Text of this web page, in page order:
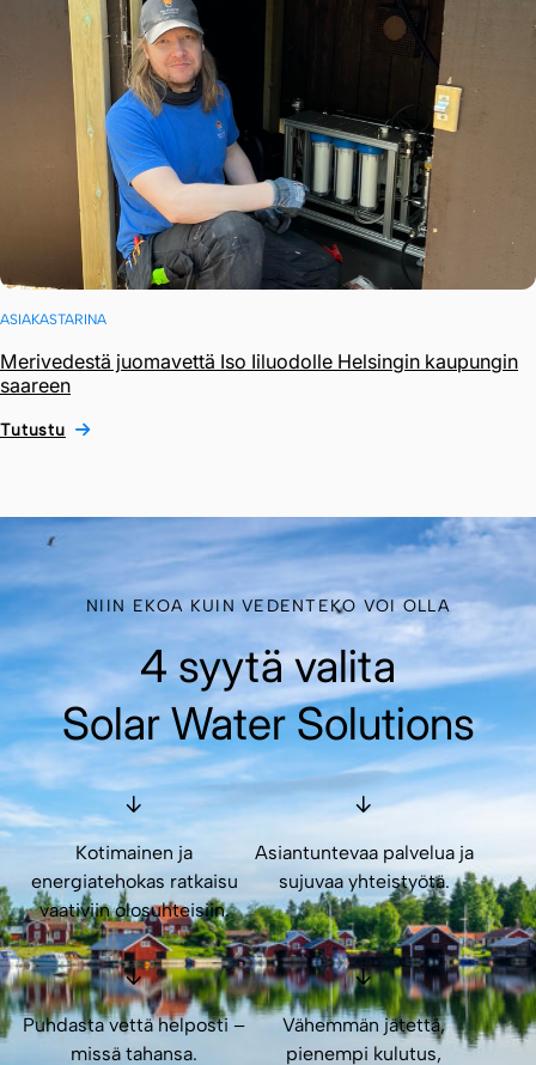
ASIAKASTARINA
Merivedestä juomavettä Iso Iiluodolle Helsingin kaupungin
saareen
Tutustu
NIIN EKOA KUIN VEDENTEKO VOI OLLA
4 syytä valita
Solar Water Solutions
Kotimainen ja
energiatehokas ratkaisu
vaativiin olosuhteisiin.
Asiantuntevaa palvelua ja
sujuvaa yhteistyötä.
Puhdasta vettä helposti –
missä tahansa.
Vähemmän jätettä,
pienempi kulutus,